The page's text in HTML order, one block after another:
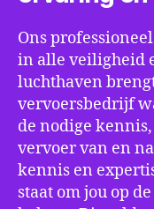
Ons
in alle veiligheid
luchthaven
vervoersbedrijf
de nodige
vervoer van en
kennis en
staat om jou op